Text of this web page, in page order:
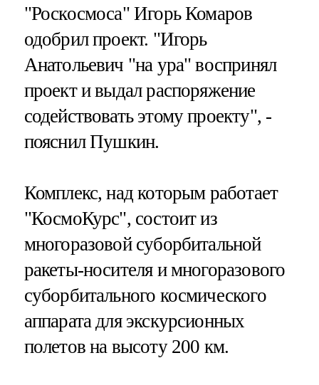
"Роскосмоса" Игорь Комаров
одобрил проект. "Игорь
Анатольевич "на ура" воспринял
проект и выдал распоряжение
содействовать этому проекту", -
пояснил Пушкин.
Комплекс, над которым работает
"КосмоКурс", состоит из
многоразовой суборбитальной
ракеты-носителя и многоразового
суборбитального космического
аппарата для экскурсионных
полетов на высоту 200 км.